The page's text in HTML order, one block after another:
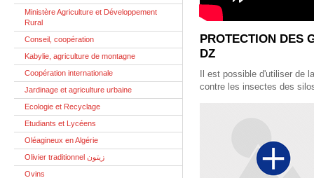
Ministère Agriculture et Développement
Rural
Conseil, coopération
Kabylie, agriculture de montagne
Coopération internationale
Jardinage et agriculture urbaine
Ecologie et Recyclage
Etudiants et Lycéens
Oléagineux en Algérie
Olivier traditionnel زيتون
Ovins
PROTECTION DES
DZ
Il est possible d'utiliser de
contre les insectes des